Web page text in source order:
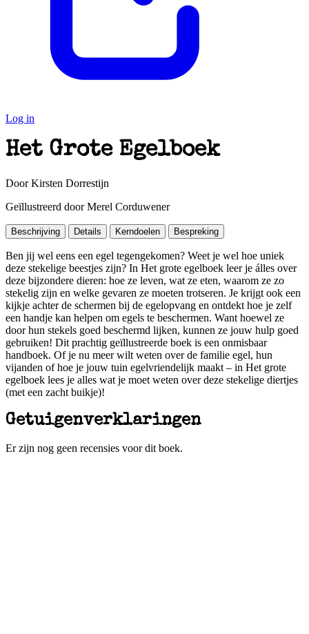
Log in
Het Grote Egelboek
Door Kirsten Dorrestijn
Geïllustreerd door Merel Corduwener
Beschrijving Details Kerndoelen Bespreking
Ben jij wel eens een egel tegengekomen? Weet je wel hoe uniek
deze stekelige beestjes zijn? In Het grote egelboek leer je álles over
deze bijzondere dieren: hoe ze leven, wat ze eten, waarom ze zo
stekelig zijn en welke gevaren ze moeten trotseren. Je krijgt ook een
kijkje achter de schermen bij de egelopvang en ontdekt hoe je zelf
een handje kan helpen om egels te beschermen. Want hoewel ze
door hun stekels goed beschermd lijken, kunnen ze jouw hulp goed
gebruiken! Dit prachtig geïllustreerde boek is een onmisbaar
handboek. Of je nu meer wilt weten over de familie egel, hun
vijanden of hoe je jouw tuin egelvriendelijk maakt – in Het grote
egelboek lees je alles wat je moet weten over deze stekelige diertjes
(met een zacht buikje)!
Getuigenverklaringen
Er zijn nog geen recensies voor dit boek.